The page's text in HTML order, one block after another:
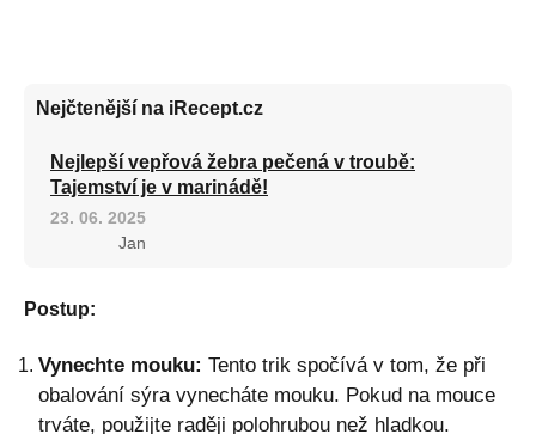
Nejčtenější na iRecept.cz
Nejlepší vepřová žebra pečená v troubě:
Tajemství je v marinádě!
23. 06. 2025
Jan
Postup:
Vynechte mouku: Tento trik spočívá v tom, že při
obalování sýra vynecháte mouku. Pokud na mouce
trváte, použijte raději polohrubou než hladkou.